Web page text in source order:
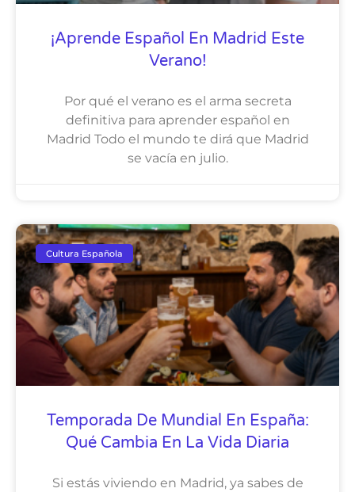
¡Aprende Español En Madrid Este
Verano!
Por qué el verano es el arma secreta
definitiva para aprender español en
Madrid Todo el mundo te dirá que Madrid
se vacía en julio.
Cultura Española
Temporada De Mundial En España:
Qué Cambia En La Vida Diaria
Si estás viviendo en Madrid, ya sabes de